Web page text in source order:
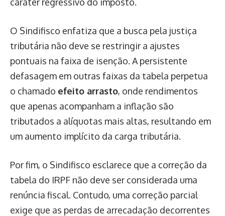
O Sindifisco enfatiza que a busca pela justiça
tributária não deve se restringir a ajustes
pontuais na faixa de isenção. A persistente
defasagem em outras faixas da tabela perpetua
o chamado efeito arrasto, onde rendimentos
que apenas acompanham a inflação são
tributados a alíquotas mais altas, resultando em
um aumento implícito da carga tributária.
Por fim, o Sindifisco esclarece que a correção da
tabela do IRPF não deve ser considerada uma
renúncia fiscal. Contudo, uma correção parcial
exige que as perdas de arrecadação decorrentes